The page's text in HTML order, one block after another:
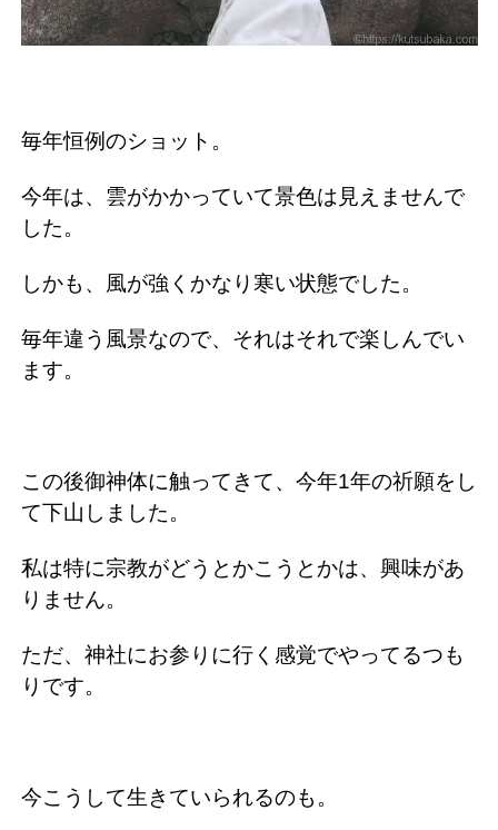
毎年恒例のショット。
今年は、雲がかかっていて景色は見えませんで
した。
しかも、風が強くかなり寒い状態でした。
毎年違う風景なので、それはそれで楽しんでい
ます。
この後御神体に触ってきて、今年1年の祈願をし
て下山しました。
私は特に宗教がどうとかこうとかは、興味があ
りません。
ただ、神社にお参りに行く感覚でやってるつも
りです。
今こうして生きていられるのも。